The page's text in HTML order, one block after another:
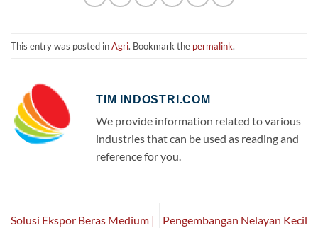
This entry was posted inAgri. Bookmark the permalink.
TIM INDOSTRI.COM
We provide information related to various
industries that can be used as reading and
reference for you.
Solusi Ekspor Beras Medium |
Pengembangan Nelayan Kecil